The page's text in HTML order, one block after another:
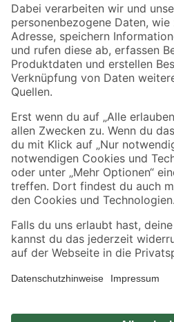
Zahlungsarten
Sicher einkaufen
Jetzt die toom-App herunterladen
Alle Preisangaben in EUR inkl. gesetzl. MwSt.. Die
Umständen nicht in allen Märkten verfügbar. Die
Produkte nur solange der Vorrat reicht.
*Paketversand ab 59 € versandkostenfrei, gilt nicht